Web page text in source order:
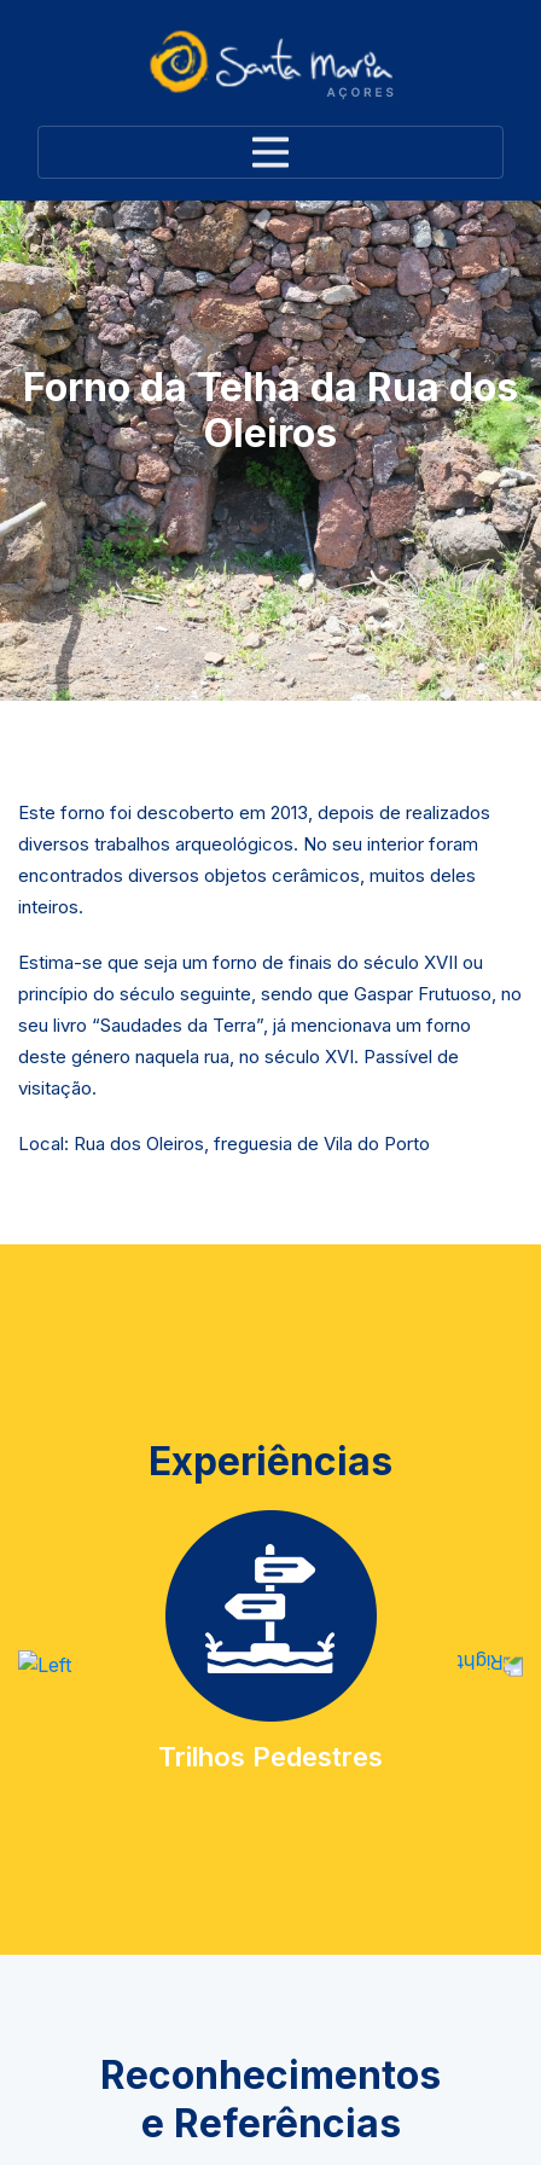
Forno da Telha da Rua dos
Oleiros
Este forno foi descoberto em 2013, depois de realizados
diversos trabalhos arqueológicos. No seu interior foram
encontrados diversos objetos cerâmicos, muitos deles
inteiros.
Estima-se que seja um forno de finais do século XVII ou
princípio do século seguinte, sendo que Gaspar Frutuoso, no
seu livro “Saudades da Terra”, já mencionava um forno
deste género naquela rua, no século XVI. Passível de
visitação.
Local: Rua dos Oleiros, freguesia de Vila do Porto
Experiências
Trilhos Pedestres
Reconhecimentos
e Referências